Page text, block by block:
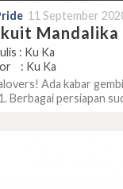
11 September
Mandalika
: Ku Ka
: Ku Ka
Ada kabar
Berbagai persiapan